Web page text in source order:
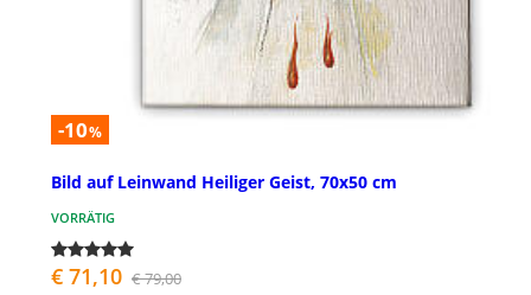
-10%
Bild auf Leinwand Heiliger Geist, 70x50 cm
VORRÄTIG
€ 71,10 € 79,00